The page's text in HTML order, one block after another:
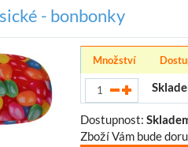
- bonbonky
Množství
Dostupnost:
Zboží Vám bude